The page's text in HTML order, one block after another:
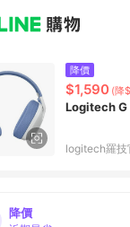
降價
$1,590 (降
Logitech G
logitech羅技
降價